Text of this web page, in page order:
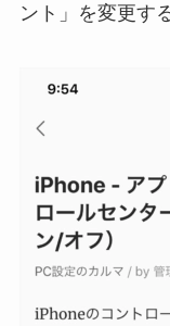
ント」を変更す